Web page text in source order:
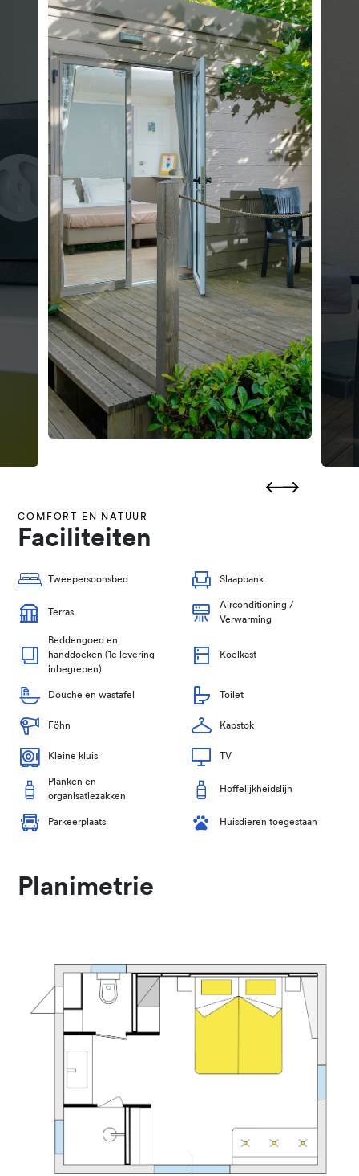
COMFORT EN NATUUR
Faciliteiten
Tweepersoonsbed Slaapbank
Terras
Airconditioning /
Verwarming
Beddengoed en
handdoeken (1e levering
inbegrepen)
Koelkast
Douche en wastafel Toilet
Föhn Kapstok
Kleine kluis TV
Planken en
organisatiezakken
Hoffelijkheidslijn
Parkeerplaats Huisdieren toegestaan
Planimetrie